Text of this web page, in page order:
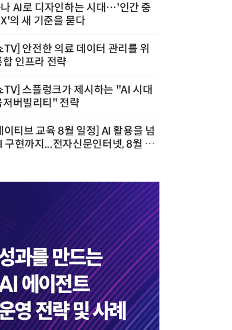
AI로 디자인하는 시대…'인간 중
의 새 기준을 묻다
TV] 안전한 의료 데이터 관리를 위
합 인프라 전략
TV] 스플렁크가 제시하는 "AI 시대
저버빌리티" 전략
이티브 교육 8월 일정] AI 활용을 넘
구현까지...전자신문인터넷, 8월 실